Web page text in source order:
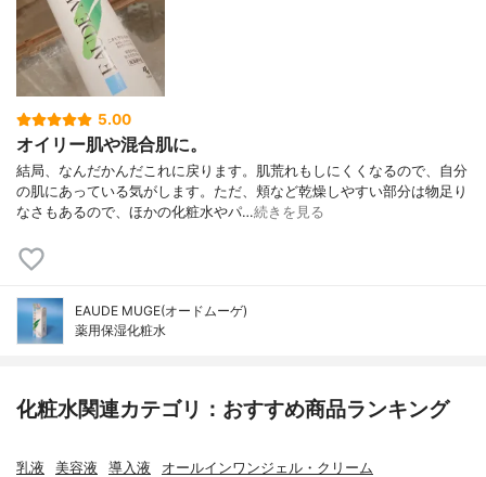
5.00
オイリー肌や混合肌に。
結局、なんだかんだこれに戻ります。肌荒れもしにくくなるので、自分
の肌にあっている気がします。ただ、頬など乾燥しやすい部分は物足り
なさもあるので、ほかの化粧水やパ…続きを見る
EAUDE MUGE(オードムーゲ)
薬用保湿化粧水
化粧水関連カテゴリ：おすすめ商品ランキング
乳液 美容液 導入液 オールインワンジェル・クリーム